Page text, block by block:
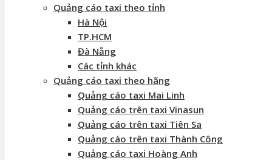
Quảng cáo taxi theo tỉnh
Hà Nội
TP.HCM
Đà Nẵng
Các tỉnh khác
Quảng cáo taxi theo hãng
Quảng cáo taxi Mai Linh
Quảng cáo trên taxi Vinasun
Quảng cáo trên taxi Tiên Sa
Quảng cáo trên taxi Thành Công
Quảng cáo taxi Hoàng Anh